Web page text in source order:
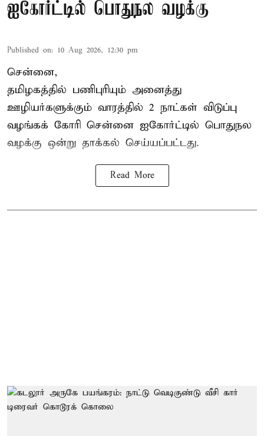
ஐகோர்ட்டில் பொதுநல வழக்கு
Published on: 10 Aug 2026, 12:30 pm
சென்னை,
தமிழகத்தில் பணிபுரியும் அனைத்து
ஊழியர்களுக்கும் வாரத்தில் 2 நாட்கள் விடுப்பு
வழங்கக் கோரி சென்னை ஐகோர்ட்டில் பொதுநல
வழக்கு ஒன்று தாக்கல் செய்யப்பட்டது.
Read More